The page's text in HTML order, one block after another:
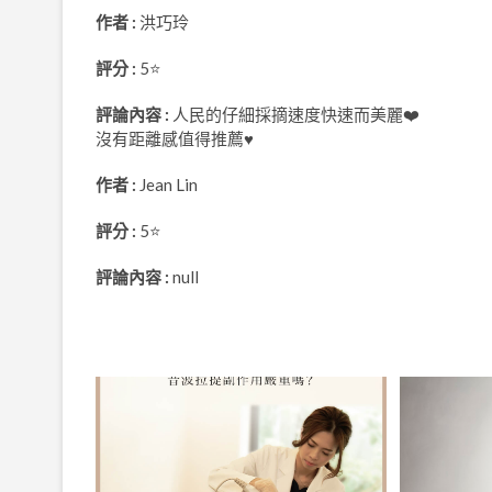
作者 : 洪巧玲
評分 : 5⭐
評論內容 : 人民的仔細採摘速度快速而美麗❤️
沒有距離感值得推薦♥
作者 : Jean Lin
評分 : 5⭐
評論內容 : null